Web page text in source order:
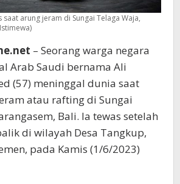
arung jeram di Sungai Telaga Waja,
– Seorang warga negara
Arab Saudi bernama Ali
(57) meninggal dunia saat
atau rafting di Sungai
Bali. Ia tewas setelah
di wilayah Desa Tangkup,
pada Kamis (1/6/2023)